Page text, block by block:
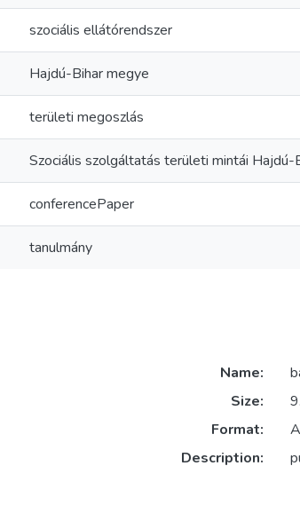
szociális ellátórendszer
Hajdú-Bihar megye
területi megoszlás
Szociális szolgáltatás területi mintái Hajdú-
conferencePaper
tanulmány
Name:
Size:
Format:
Description: